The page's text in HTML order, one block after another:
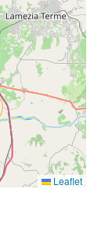
Leaflet